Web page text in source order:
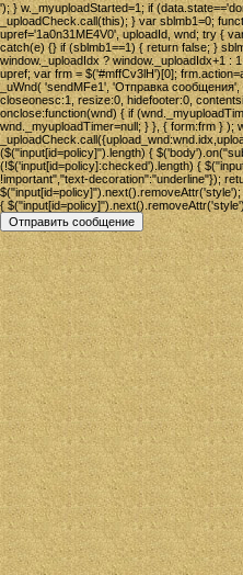
'); } w._myuploadStarted=1; if
_uploadCheck.call(this); } var sblmb1=0;
upref='1a0n31ME4V0', uploadId, wnd; try {
catch(e) {} if (sblmb1==1) { return false; }
window._uploadIdx ? window._uploadIdx+1 :
upref; var frm = $('#mffCv3lH')[0];
_uWnd( 'sendMFe1', 'Отправка
closeonesc:1, resize:0, hidefooter:0,
onclose:function(wnd) { if
wnd._myuploadTimer=null; } }, { form:frm } );
($("input[id=policy]").length) {
(!$('input[id=policy]:checked').length) {
!important","text-decoration":"underline"});
{